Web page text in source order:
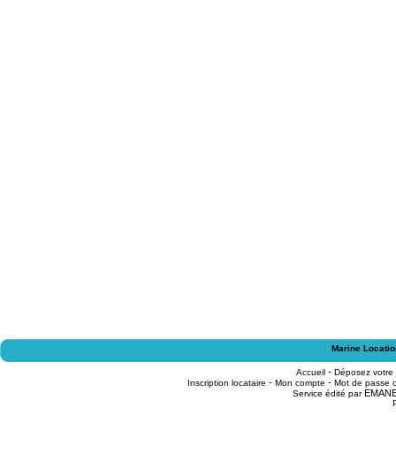
Marine
Accueil - Déposez
Inscription locataire - Mon compte - Mot de passe
Service édité par